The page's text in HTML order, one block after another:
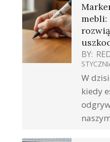
mebli:
BY:
W
kiedy